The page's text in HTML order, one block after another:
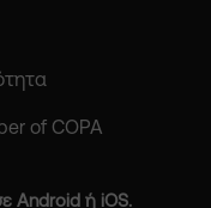
of COPA
Android ή iOS.